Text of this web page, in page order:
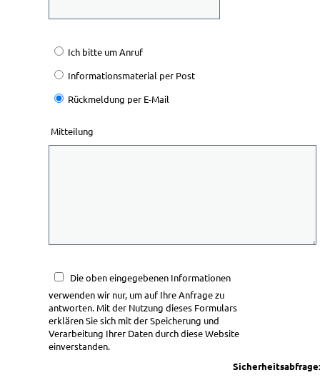
Ich bitte um Anruf
Informationsmaterial per Post
Rückmeldung per E-Mail
Mitteilung
Die oben eingegebenen Informationen
verwenden wir nur, um auf Ihre Anfrage zu
antworten. Mit der Nutzung dieses Formulars
erklären Sie sich mit der Speicherung und
Verarbeitung Ihrer Daten durch diese Website
einverstanden.